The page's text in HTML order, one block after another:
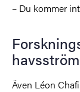
– Du kommer
Även Léon